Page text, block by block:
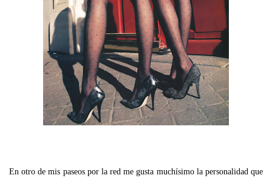
En otro de mis paseos por la red me gusta muchísimo la personalidad que